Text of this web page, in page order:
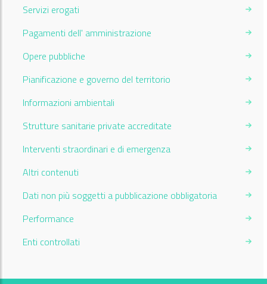
Servizi erogati
Pagamenti dell' amministrazione
Opere pubbliche
Pianificazione e governo del territorio
Informazioni ambientali
Strutture sanitarie private accreditate
Interventi straordinari e di emergenza
Altri contenuti
Dati non più soggetti a pubblicazione obbligatoria
Performance
Enti controllati